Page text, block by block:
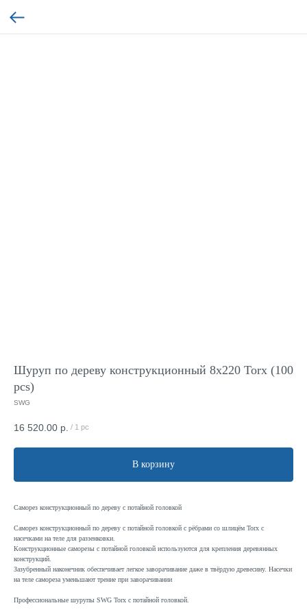
Шуруп по дереву конструкционный 8x220 Torx (100
pcs)
SWG
16 520.00 р. / 1 pc
В корзину
Саморез конструкционный по дереву с потайной головкой
Саморез конструкционный по дереву с потайной головкой с рёбрами со шлицём Torx с
насечками на теле для раззенковки.
Конструкционные саморезы с потайной головкой используются для крепления деревянных
конструкций.
Зазубренный наконечник обеспечивает легкое заворачивание даже в твёрдую древесину. Насечки
на теле самореза уменьшают трение при заворачивании
Профессиональные шурупы SWG Torx с потайной головкой.